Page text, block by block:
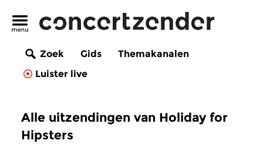
Zoek Gids
Themakanalen
Luister live
Alle uitzendingen van Holiday for
Hipsters